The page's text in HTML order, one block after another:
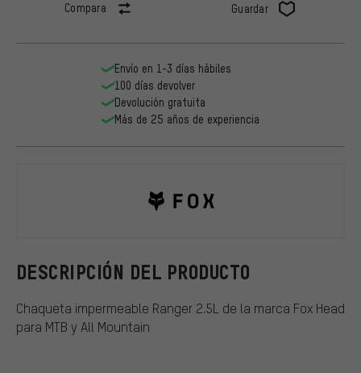
Compara Guardar
DESCRIPCIÓN DEL PRODUCTO
Chaqueta impermeable Ranger 2.5L de la marca Fox Head
para MTB y All Mountain
Envío en 1-3 días hábiles
100 días devolver
Devolución gratuita
Más de 25 años de experiencia